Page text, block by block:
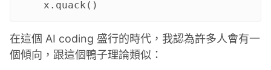
在這個 AI coding 盛行的時代，我認為許多人會有一
個傾向，跟這個鴨子理論類似：